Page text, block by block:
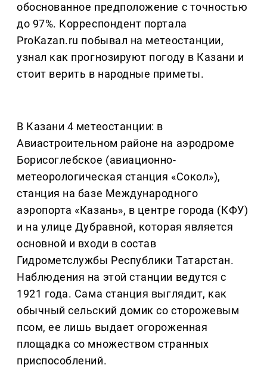
обоснованное предположение с точностью
до 97%. Корреспондент портала
ProKazan.ru побывал на метеостанции,
узнал как прогнозируют погоду в Казани и
стоит верить в народные приметы.
В Казани 4 метеостанции: в
Авиастроительном районе на аэродроме
Борисоглебское (авиационно-
метеорологическая станция «Сокол»),
станция на базе Международного
аэропорта «Казань», в центре города (КФУ)
и на улице Дубравной, которая является
основной и входи в состав
Гидрометслужбы Республики Татарстан.
Наблюдения на этой станции ведутся с
1921 года. Сама станция выглядит, как
обычный сельский домик со сторожевым
псом, ее лишь выдает огороженная
площадка со множеством странных
приспособлений.